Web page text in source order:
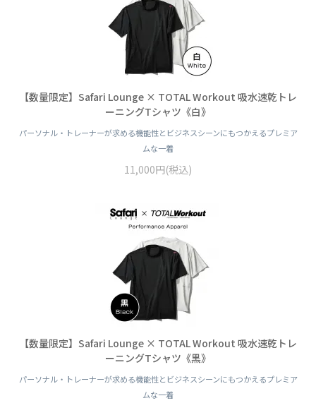
【数量限定】Safari Lounge × TOTAL Workout 吸水速乾トレ
ーニングTシャツ《白》
パーソナル・トレーナーが求める機能性とビジネスシーンにもつかえるプレミア
ムな一着
11,000円(税込)
【数量限定】Safari Lounge × TOTAL Workout 吸水速乾トレ
ーニングTシャツ《黒》
パーソナル・トレーナーが求める機能性とビジネスシーンにもつかえるプレミア
ムな一着